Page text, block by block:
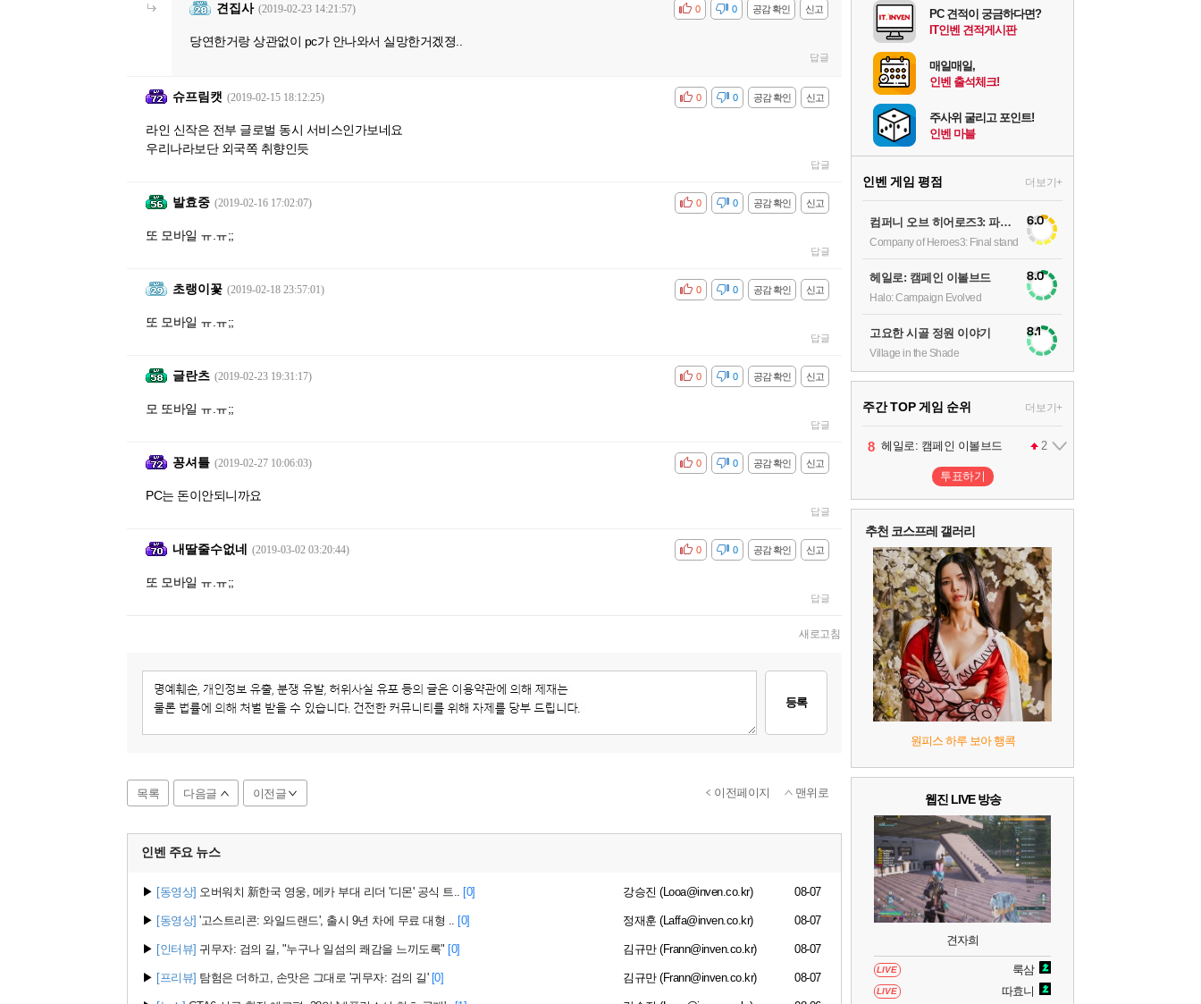
견집사 (2019-02-23 14:21:57) 신고
공감 확인
비공감 0
0
당연한거랑 상관없이 pc가 안나와서 실망한거겠졍..
답글
슈프림캣 (2019-02-15 18:12:25) 신고
공감 확인
비공감 0
0
라인 신작은 전부 글로벌 동시 서비스인가보네요
우리나라보단 외국쪽 취향인듯
답글
발효중 (2019-02-16 17:02:07) 신고
공감 확인
비공감 0
0
또 모바일 ㅠ.ㅠ;;
답글
초랭이꽃 (2019-02-18 23:57:01) 신고
공감 확인
비공감 0
0
또 모바일 ㅠ.ㅠ;;
답글
글란츠 (2019-02-23 19:31:17) 신고
공감 확인
비공감 0
0
모 또바일 ㅠ.ㅠ;;
답글
꽁셔틀 (2019-02-27 10:06:03) 신고
공감 확인
비공감 0
0
PC는 돈이안되니까요
답글
내딸줄수없네 (2019-03-02 03:20:44) 신고
공감 확인
비공감 0
0
또 모바일 ㅠ.ㅠ;;
답글
새로고침
등록
목록 다음글 이전글 이전페이지 맨위로
인벤 주요 뉴스
▶ [동영상] 오버워치 新한국 영웅, 메카 부대 리더 '디몬' 공식 트.. [0] 강승진 (Looa@inven.co.kr) 08-07
▶ [동영상] '고스트리콘: 와일드랜드', 출시 9년 차에 무료 대형 .. [0] 정재훈 (Laffa@inven.co.kr) 08-07
▶ [인터뷰] 귀무자: 검의 길, "누구나 일섬의 쾌감을 느끼도록" [0] 김규만 (Frann@inven.co.kr) 08-07
▶ [프리뷰] 탐험은 더하고, 손맛은 그대로 '귀무자: 검의 길' [0] 김규만 (Frann@inven.co.kr) 08-07
PC 견적이 궁금하다면?
IT인벤 견적게시판
매일매일,
인벤 출석체크!
주사위 굴리고 포인트!
인벤 마블
인벤 게임 평점 더보기+
컴퍼니 오브 히어로즈3: 파이널 스탠드
Company of Heroes3: Final stand
6.0
헤일로: 캠페인 이볼브드
Halo: Campaign Evolved
8.0
고요한 시골 정원 이야기
Village in the Shade
8.1
주간 TOP 게임 순위 더보기+
1 팰월드
2 1
3 프로야구스피리츠2026 2
4 드래곤소드 : 어웨이크닝 2
5 블라인드 삼국 1
6 1
7 리듬 천국 미라클 스타즈 2
8 헤일로: 캠페인 이볼브드 2
9 캡틴 츠바사 2 월드 파이터즈
10 레고 배트맨: 레거시 오브 더 다크 나이트
투표하기
추천 코스프레 갤러리
원피스 하루 보아 행콕
웹진 LIVE 방송
견자희
LIVE 룩삼
LIVE 따효니